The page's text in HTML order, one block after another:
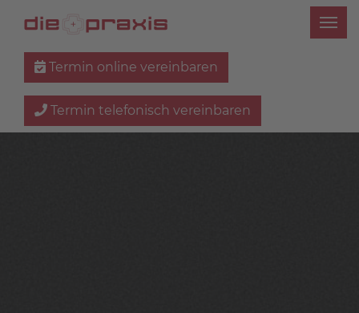
Termin online vereinbaren
Termin telefonisch vereinbaren